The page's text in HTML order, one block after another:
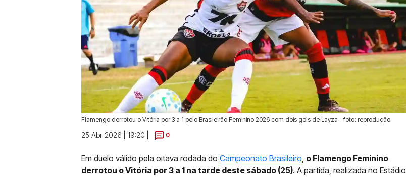
Flamengo derrotou o Vitória por 3 a 1 pelo Brasileirão Feminino 2026 com dois gols de Layza - foto: reprodução
25 Abr 2026 | 19:20 | 0
Em duelo válido pela oitava rodada do Campeonato Brasileiro, o Flamengo Feminino
derrotou o Vitória por 3 a 1 na tarde deste sábado (25). A partida, realizada no Estádio